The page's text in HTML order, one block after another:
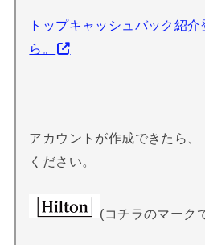
トップキャッシュバック紹
ら。
アカウントが作成できたら、
ください。
(コチラのマーク